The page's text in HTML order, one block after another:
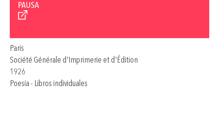
PAUSA
París
Société Générale d'Imprimerie et d'Édition
1926
Poesía - Libros individuales